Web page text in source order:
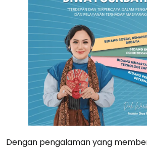
Dengan pengalaman yang